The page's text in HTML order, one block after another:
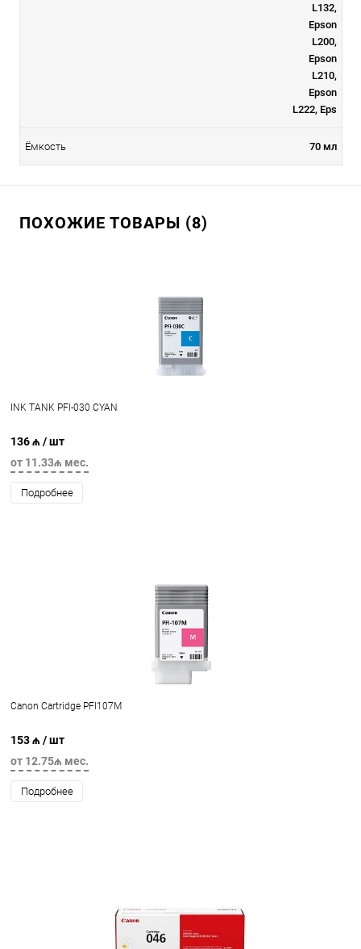
L132,
Epson
L200,
Epson
L210,
Epson
L222, Eps
Ёмкость 70 мл
ПОХОЖИЕ ТОВАРЫ (8)
INK TANK PFI-030 CYAN
136 ₼ / шт
от 11.33₼ мес.
Подробнее
Canon Cartridge PFI107M
153 ₼ / шт
от 12.75₼ мес.
Подробнее